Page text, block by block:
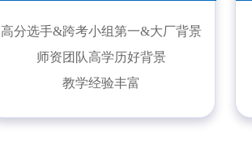
高分选手&跨考小组第一&大厂背景
师资团队高学历好背景
教学经验丰富